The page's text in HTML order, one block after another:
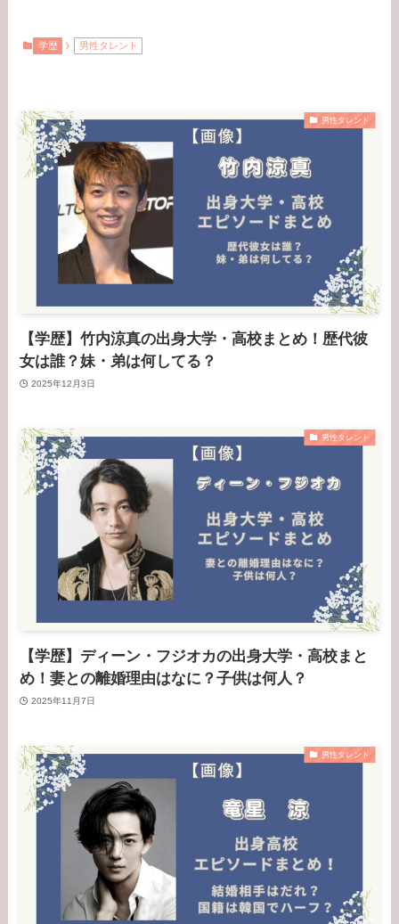
学歴 男性タレント
男性タレント
【学歴】竹内涼真の出身大学・高校まとめ！歴代彼
女は誰？妹・弟は何してる？
2025年12月3日
男性タレント
【学歴】ディーン・フジオカの出身大学・高校まと
め！妻との離婚理由はなに？子供は何人？
2025年11月7日
男性タレント